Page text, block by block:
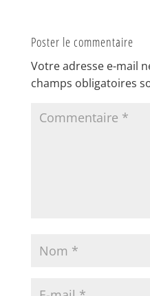
Poster le commentaire
Votre adresse e-mail
champs obligatoires